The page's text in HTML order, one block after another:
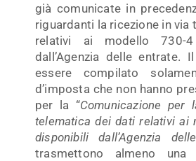
già comunicate in
riguardanti la ricezione in via
relativi ai modello 730-
dall’Agenzia delle entrate.
essere compilato
d’imposta che non hanno
per la “Comunicazione per
telematica dei dati relativi ai
disponibili dall’Agenzia
trasmettono almeno una